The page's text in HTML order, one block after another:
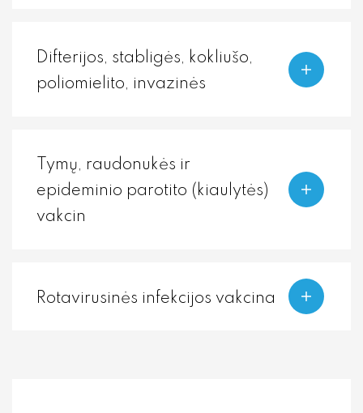
Difterijos, stabligės, kokliušo,
poliomielito, invazinės
Tymų, raudonukės ir
epideminio parotito (kiaulytės)
vakcin
Rotavirusinės infekcijos vakcina